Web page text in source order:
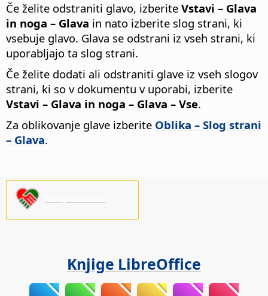
Če želite odstraniti glavo, izberite Vstavi – Glava
in noga – Glava in nato izberite slog strani, ki
vsebuje glavo. Glava se odstrani iz vseh strani, ki
uporabljajo ta slog strani.
Če želite dodati ali odstraniti glave iz vseh slogov
strani, ki so v dokumentu v uporabi, izberite
Vstavi – Glava in noga – Glava – Vse.
Za oblikovanje glave izberite Oblika – Slog strani
– Glava.
Knjige LibreOffice